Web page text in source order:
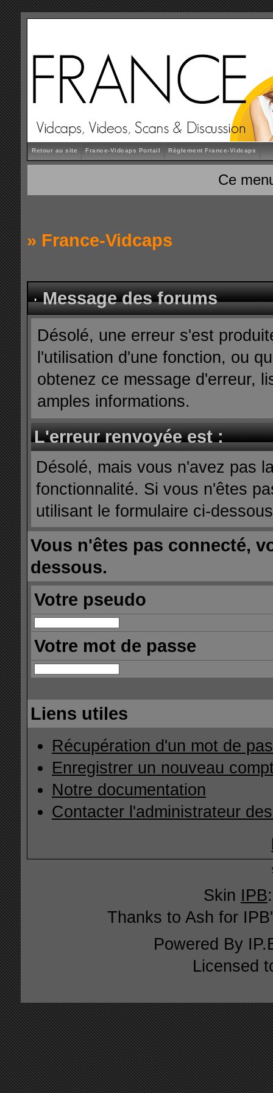
Retour au site France-Vidcaps Portail Règlement France-Vidcaps
Ce
» France-Vidcaps
Message des forums
Désolé, une erreur s'est
l'utilisation d'une fonction, ou
obtenez ce message d'erreur,
amples informations.
L'erreur renvoyée est :
Désolé, mais vous n'avez pas
fonctionnalité. Si vous n'êtes
utilisant le formulaire ci-
Vous n'êtes pas connecté,
dessous.
Votre pseudo
Votre mot de passe
Liens utiles
Récupération d'un mot de
Enregistrer un nouveau
Notre documentation
Contacter l'administrateur
Skin IPB
Thanks to Ash for
Powered By
Licensed